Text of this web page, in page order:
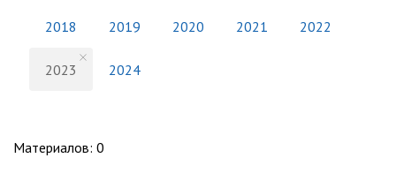
2018 2019 2020 2021 2022
2023 2024
Материалов: 0